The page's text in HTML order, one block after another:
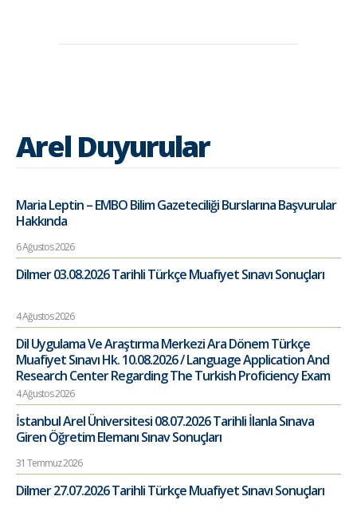
Arel Duyurular
Maria Leptin – EMBO Bilim Gazeteciliği Burslarına Başvurular
Hakkında
6 Ağustos 2026
Dilmer 03.08.2026 Tarihli Türkçe Muafiyet Sınavı Sonuçları
4 Ağustos 2026
Dil Uygulama Ve Araştırma Merkezi Ara Dönem Türkçe
Muafiyet Sınavı Hk. 10.08.2026 / Language Application And
Research Center Regarding The Turkish Proficiency Exam
4 Ağustos 2026
İstanbul Arel Üniversitesi 08.07.2026 Tarihli İlanla Sınava
Giren Öğretim Elemanı Sınav Sonuçları
31 Temmuz 2026
Dilmer 27.07.2026 Tarihli Türkçe Muafiyet Sınavı Sonuçları